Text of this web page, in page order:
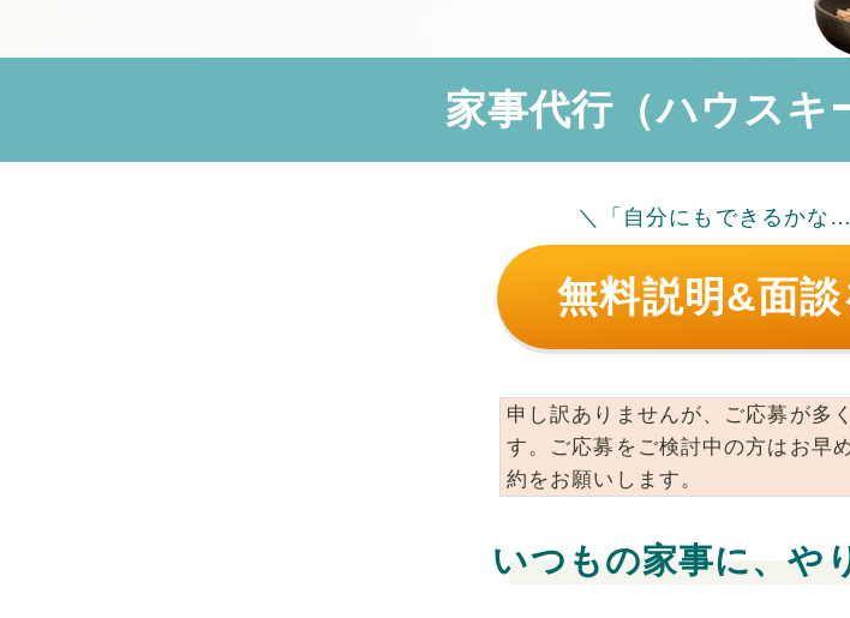
家事代行（ハウスキ
＼「自分にもできるかな
無料説明&面
申し訳ありませんが、ご応募が多
す。ご応募をご検討中の方はお早
約をお願いします。
いつもの家事に、や